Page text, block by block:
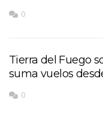
0
Tierra del Fuego
suma vuelos
0